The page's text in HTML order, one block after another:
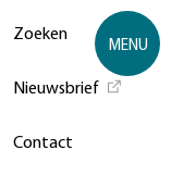
Zoeken
Nieuwsbrief
Contact
MENU